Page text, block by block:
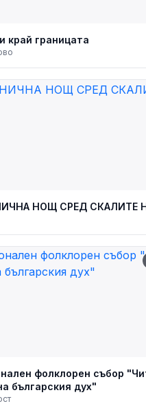
край границата
НОЩ СРЕД СКАЛИТЕ
фолклорен събор
българския дух"